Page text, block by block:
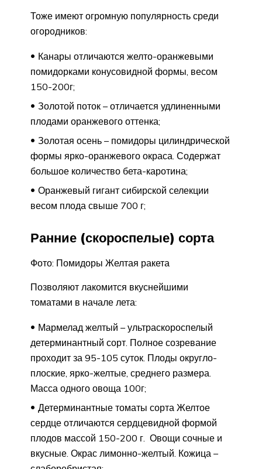
Тоже имеют огромную популярность среди
огородников:
Канары отличаются желто-оранжевыми
помидорками конусовидной формы, весом
150-200г;
Золотой поток – отличается удлиненными
плодами оранжевого оттенка;
Золотая осень – помидоры цилиндрической
формы ярко-оранжевого окраса. Содержат
большое количество бета-каротина;
Оранжевый гигант сибирской селекции
весом плода свыше 700 г;
Ранние (скороспелые) сорта
Фото: Помидоры Желтая ракета
Позволяют лакомится вкуснейшими
томатами в начале лета:
Мармелад желтый – ультраскороспелый
детерминантный сорт. Полное созревание
проходит за 95-105 суток. Плоды округло-
плоские, ярко-желтые, среднего размера.
Масса одного овоща 100г;
Детерминантные томаты сорта Желтое
сердце отличаются сердцевидной формой
плодов массой 150-200 г. Овощи сочные и
вкусные. Окрас лимонно-желтый. Кожица –